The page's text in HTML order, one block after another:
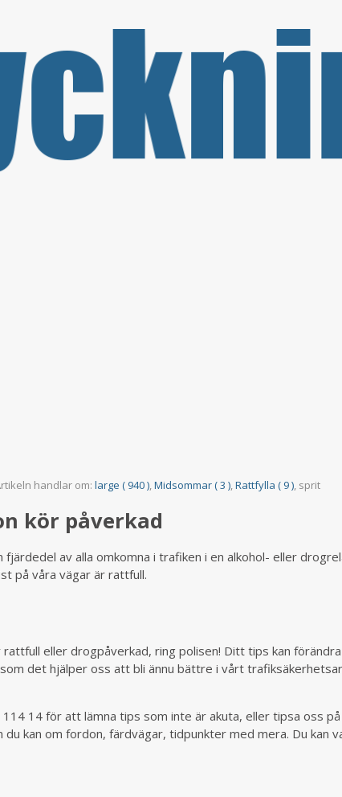
handlar om:large ( 940 ),Midsommar ( 3 ),Rattfylla ( 9 ), sprit
kör påverkad
av alla omkomna i trafiken i en alkohol- eller
på våra vägar är rattfull.
eller drogpåverkad, ring polisen! Ditt tips kan
det hjälper oss att bli ännu bättre i vårt
14 för att lämna tips som inte är akuta, eller tipsa oss
kan om fordon, färdvägar, tidpunkter med mera. Du kan